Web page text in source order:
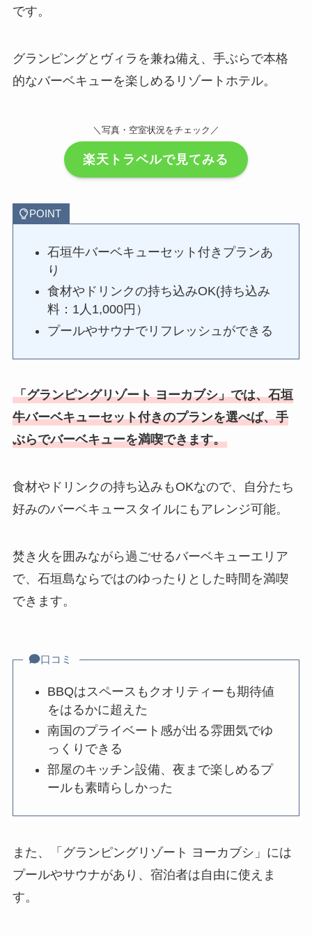
です。
グランピングとヴィラを兼ね備え、手ぶらで本格
的なバーベキューを楽しめるリゾートホテル。
＼写真・空室状況をチェック／
楽天トラベルで見てみる
POINT
石垣牛バーベキューセット付きプランあ
り
食材やドリンクの持ち込みOK(持ち込み
料：1人1,000円）
プールやサウナでリフレッシュができる
「グランピングリゾート ヨーカブシ」では、石垣
牛バーベキューセット付きのプランを選べば、手
ぶらでバーベキューを満喫できます。
食材やドリンクの持ち込みもOKなので、自分たち
好みのバーベキュースタイルにもアレンジ可能。
焚き火を囲みながら過ごせるバーベキューエリア
で、石垣島ならではのゆったりとした時間を満喫
できます。
口コミ
BBQはスペースもクオリティーも期待値
をはるかに超えた
南国のプライベート感が出る雰囲気でゆ
っくりできる
部屋のキッチン設備、夜まで楽しめるプ
ールも素晴らしかった
また、「グランピングリゾート ヨーカブシ」には
プールやサウナがあり、宿泊者は自由に使えま
す。